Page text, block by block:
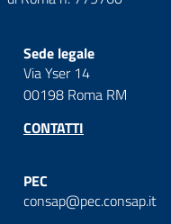
Sede legale
Via Yser 14
00198 Roma RM
CONTATTI
PEC
consap@pec.consap.it